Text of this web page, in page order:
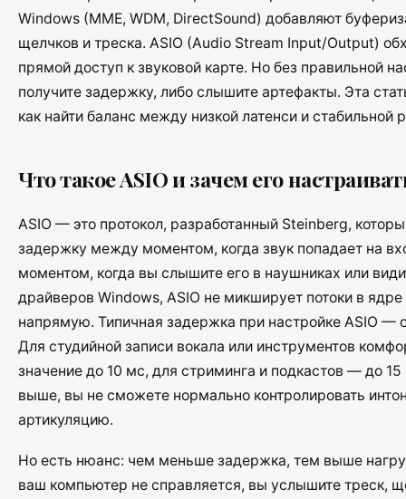
Windows (MME, WDM, DirectSound) добавляют
щелчков и треска. ASIO (Audio Stream Input/Output)
прямой доступ к звуковой карте. Но без правильной
получите задержку, либо слышите артефакты. Эта
как найти баланс между низкой латенси и стабильной
Что такое ASIO и зачем его
ASIO — это протокол, разработанный Steinberg,
задержку между моментом, когда звук попадает на
моментом, когда вы слышите его в наушниках или
драйверов Windows, ASIO не микширует потоки в
напрямую. Типичная задержка при настройке ASIO —
Для студийной записи вокала или инструментов
значение до 10 мс, для стриминга и подкастов — до
выше, вы не сможете нормально контролировать
артикуляцию.
Но есть нюанс: чем меньше задержка, тем выше
ваш компьютер не справляется, вы услышите треск,